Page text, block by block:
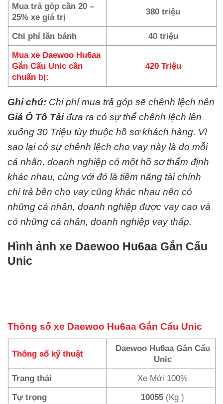
Mua trả góp cần 20 –
25% xe giá trị
380 triệu
Chi phí lăn bánh
40 triệu
Mua xe Daewoo Hu6aa
Gắn Cẩu Unic cần
chuẩn bị:
420 Triệu
Ghi chú: Chi phí mua trả góp sẽ chênh lệch nên
Giá Ô Tô Tảiđưa ra có sự thể chênh lệch lên
xuống 30 Triệu tùy thuộc hồ sơ khách hàng. Vì
sao lại có sự chênh lệch cho vay này là do mỗi
cá nhân, doanh nghiệp có một hồ sơ thẩm định
khác nhau, cùng với đó là tiềm năng tài chính
chi trả bên cho vay cũng khác nhau nên có
những cá nhân, doanh nghiệp được vay cao và
có những cá nhân, doanh nghiệp vay thấp.
Hình ảnh xe Daewoo Hu6aa Gắn Cẩu
Unic
Thông số xe Daewoo Hu6aa Gắn Cẩu Unic
Thông số kỹ thuật
Daewoo Hu6aa Gắn Cẩu
Unic
Trang thái
Xe Mới 100%
Tự trọng
10055 (Kg )